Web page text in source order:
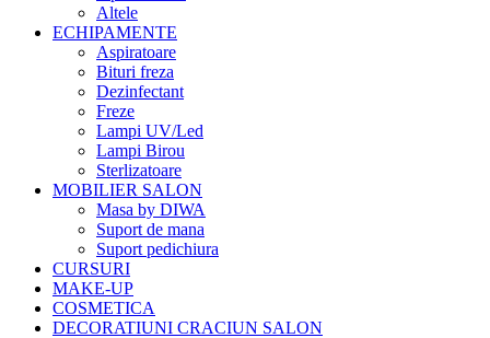
Altele
ECHIPAMENTE
Aspiratoare
Bituri freza
Dezinfectant
Freze
Lampi UV/Led
Lampi Birou
Sterlizatoare
MOBILIER SALON
Masa by DIWA
Suport de mana
Suport pedichiura
CURSURI
MAKE-UP
COSMETICA
DECORATIUNI CRACIUN SALON